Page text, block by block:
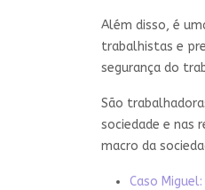
Além disso, é
trabalhistas e
segurança do
São
sociedade e nas
macro da
Caso